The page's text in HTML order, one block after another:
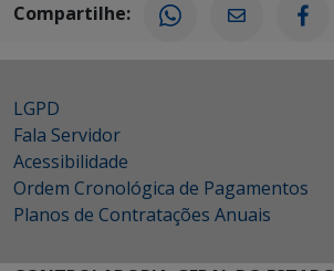
Compartilhe:
LGPD
Fala Servidor
Acessibilidade
Ordem Cronológica de Pagamentos
Planos de Contratações Anuais